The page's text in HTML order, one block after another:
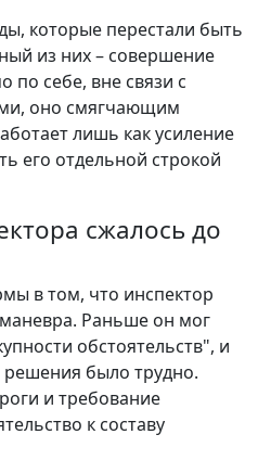
которые перестали быть
из них – совершение
по себе, вне связи с
оно смягчающим
лишь как усиление
его отдельной строкой
сжалось до
в том, что инспектор
Раньше он мог
обстоятельств", и
решения было трудно.
и требование
к составу